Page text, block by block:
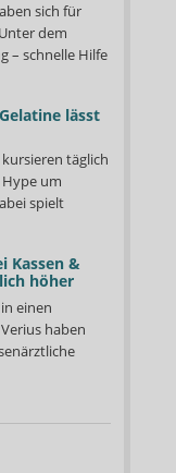
sich für
dem
– schnelle Hilfe
lässt
täglich
um
spielt
Kassen &
höher
einen
haben